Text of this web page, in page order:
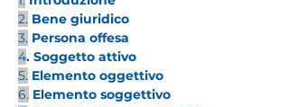
2. Bene giuridico
3. Persona offesa
4. Soggetto attivo
5. Elemento oggettivo
6. Elemento soggettivo